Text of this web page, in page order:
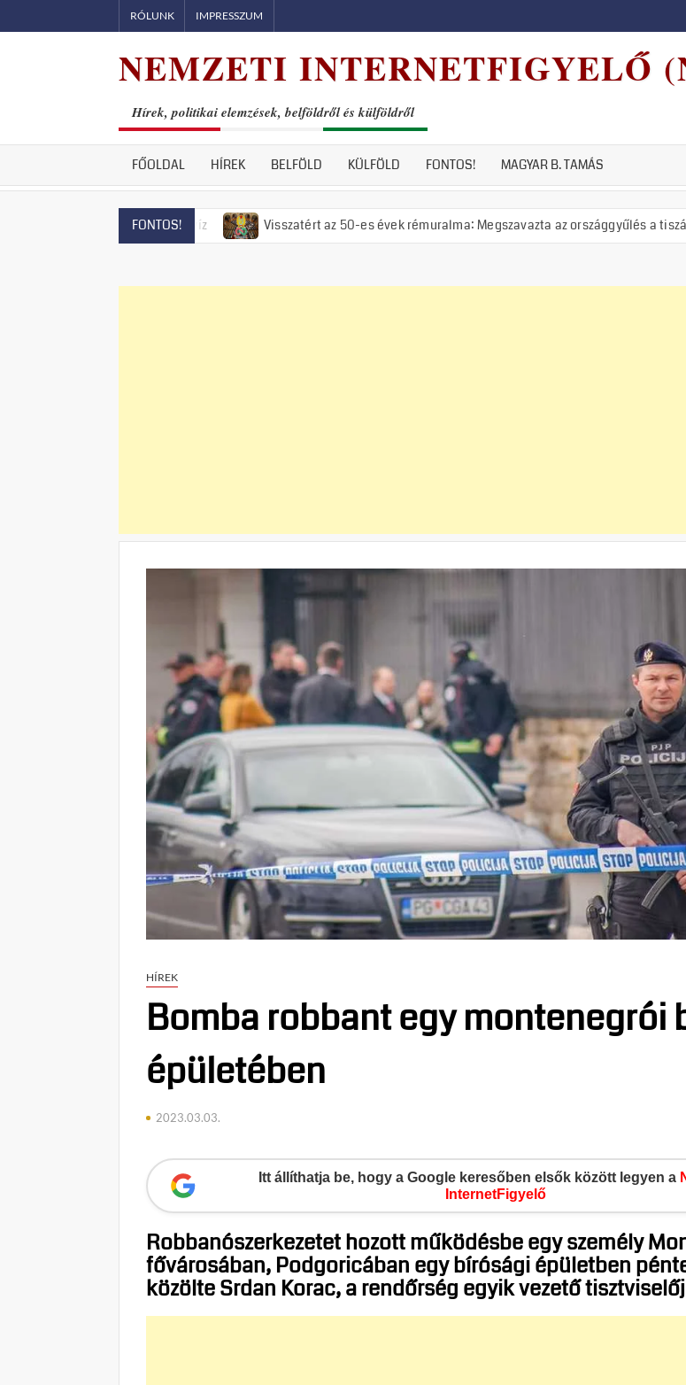
to
RÓLUNK IMPRESSZUM
NEMZETI INTERNETFIGYELŐ
Hírek, politikai elemzések, belföldről és külföldről
FŐOLDAL HÍREK BELFÖLD KÜLFÖLD FONTOS! MAGYAR B. TAMÁS
FONTOS!Visszatért az 50-es évek rémuralma: Megszavazta az országgyűlés a tiszás ÁVH
HÍREK
Bomba robbant egy montenegrói
épületében
2023.03.03.
Itt állíthatja be, hogy a Google keresőben elsők között legyen a
InternetFigyelő
Robbanószerkezetet hozott működésbe egy személy
fővárosában, Podgoricában egy bírósági épületben
közölte Srdan Korac, a rendőrség egyik vezető